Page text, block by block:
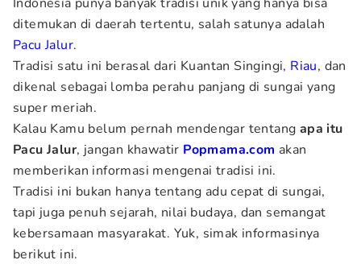
ditemukan di daerah tertentu, salah satunya adalah
Pacu Jalur.
Tradisi satu ini berasal dari Kuantan Singingi, Riau, dan
dikenal sebagai lomba perahu panjang di sungai yang
super meriah.
Kalau Kamu belum pernah mendengar tentang apa itu
Pacu Jalur, jangan khawatir Popmama.com akan
memberikan informasi mengenai tradisi ini.
Tradisi ini bukan hanya tentang adu cepat di sungai,
tapi juga penuh sejarah, nilai budaya, dan semangat
kebersamaan masyarakat. Yuk, simak informasinya
berikut ini.